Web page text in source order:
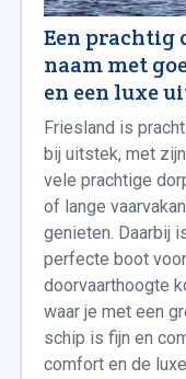
Een prachtig
naam met
en een luxe
Friesland is
bij uitstek, met
vele prachtige
of lange
genieten. Daarbij
perfecte boot
doorvaarthoogte
waar je met een
schip is fijn en
comfort en de